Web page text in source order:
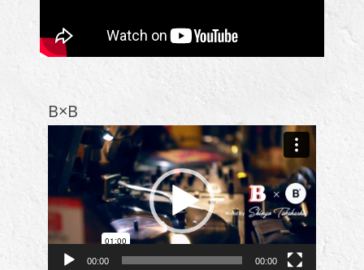
B×B
ー
ヤ
ー
00:00 00:00